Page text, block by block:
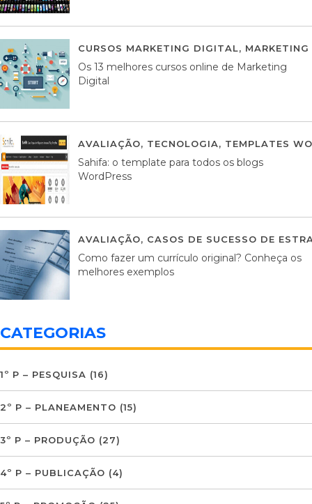
CURSOS MARKETING DIGITAL,
Os 13 melhores cursos online de Marketing
Digital
AVALIAÇÃO, TECNOLOGIA, TEMPLATES
Sahifa: o template para todos os blogs
WordPress
AVALIAÇÃO, CASOS DE SUCESSO DE
Como fazer um currículo original? Conheça os
melhores exemplos
CATEGORIAS
1º P – PESQUISA (16)
2º P – PLANEAMENTO (15)
3º P – PRODUÇÃO (27)
4º P – PUBLICAÇÃO (4)